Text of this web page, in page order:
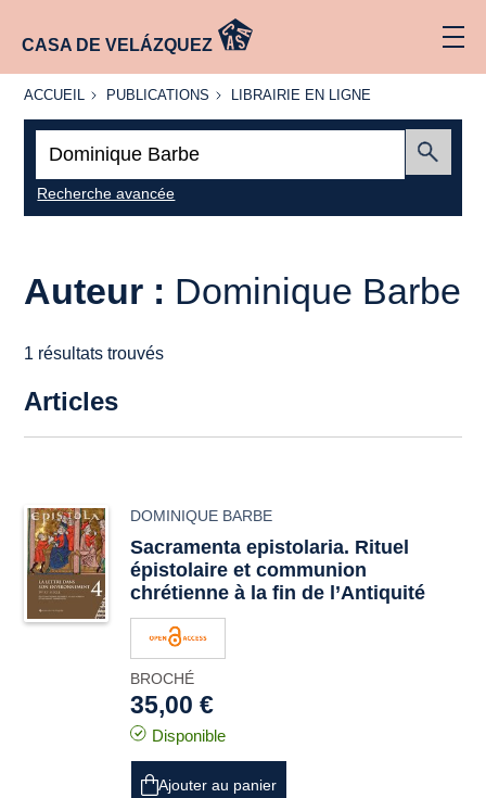
CASA DE VELÁZQUEZ
ACCUEIL
ACCUEIL PUBLICATIONS
PUBLICATIONS
LIBRAIRIE
LIBRAIRIE EN LIGNE
Recherche avancée
Auteur : Dominique Barbe
1 résultats trouvés
Articles
DOMINIQUE BARBE
Sacramenta epistolaria. Rituel
épistolaire et communion
chrétienne à la fin de l’Antiquité
BROCHÉ
35,00 €
Disponible
Ajouter au panier